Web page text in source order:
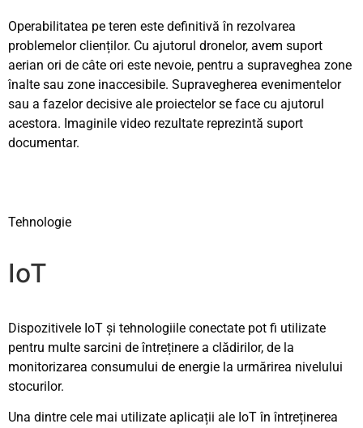
Operabilitatea pe teren este definitivă în rezolvarea
problemelor clienților. Cu ajutorul dronelor, avem suport
aerian ori de câte ori este nevoie, pentru a supraveghea zone
înalte sau zone inaccesibile. Supravegherea evenimentelor
sau a fazelor decisive ale proiectelor se face cu ajutorul
acestora. Imaginile video rezultate reprezintă suport
documentar.
Tehnologie
IoT
Dispozitivele IoT și tehnologiile conectate pot fi utilizate
pentru multe sarcini de întreținere a clădirilor, de la
monitorizarea consumului de energie la urmărirea nivelului
stocurilor.
Una dintre cele mai utilizate aplicații ale IoT în întreținerea